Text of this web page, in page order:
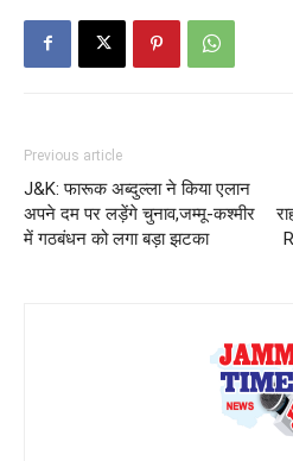
Previous article
J&K: फारूक अब्दुल्ला ने किया एलान
अपने दम पर लड़ेंगे चुनाव,जम्मू-कश्मीर
में गठबंधन को लगा बड़ा झटका